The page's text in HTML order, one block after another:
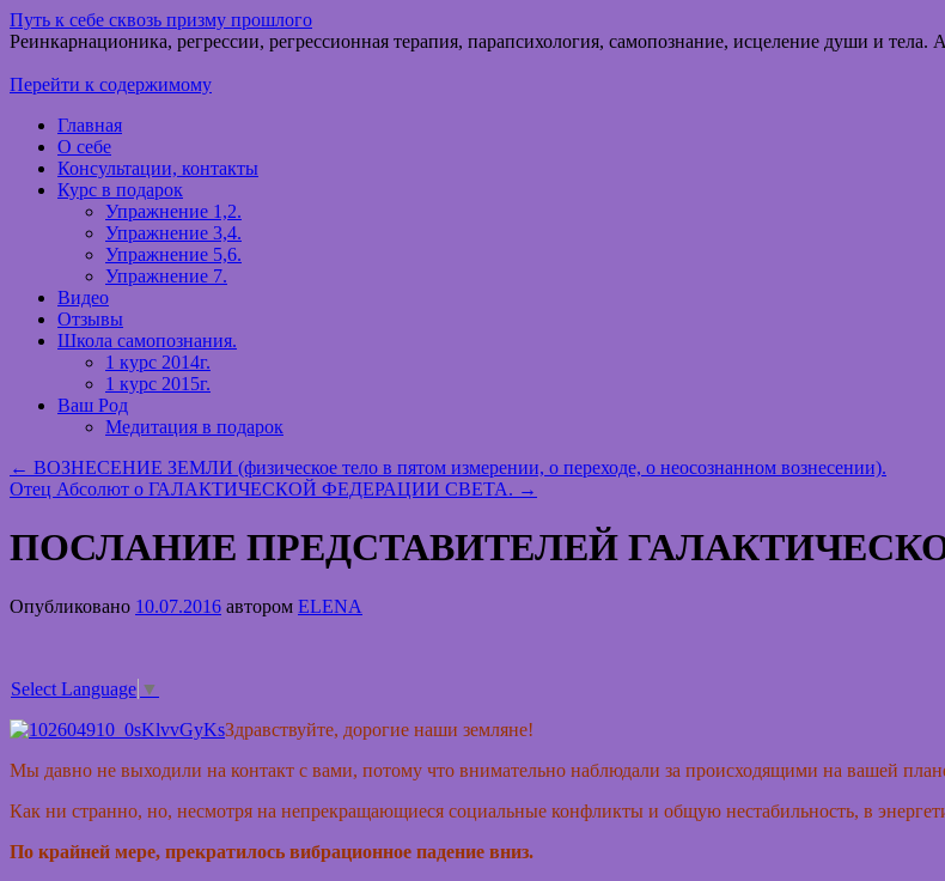
Путь к себе сквозь призму прошлого
Реинкарнационика, регрессии, регрессионная терапия, парапсихология, самопознание, исцеление души и
Перейти к содержимому
Главная
О себе
Консультации, контакты
Курс в подарок
Упражнение 1,2.
Упражнение 3,4.
Упражнение 5,6.
Упражнение 7.
Видео
Отзывы
Школа самопознания.
1 курс 2014г.
1 курс 2015г.
Ваш Род
Медитация в подарок
← ВОЗНЕСЕНИЕ ЗЕМЛИ (физическое тело в пятом измерении, о переходе, о неосознанном вознесении).
Отец Абсолют о ГАЛАКТИЧЕСКОЙ ФЕДЕРАЦИИ СВЕТА. →
ПОСЛАНИЕ ПРЕДСТАВИТЕЛЕЙ
Опубликовано 10.07.2016 автором ELENA
Select Language ▼
Здравствуйте, дорогие наши земляне!
Мы давно не выходили на контакт с вами, потому что внимательно наблюдали за происходящими на вашей
Как ни странно, но, несмотря на непрекращающиеся социальные конфликты и общую нестабильность, в
По крайней мере, прекратилось вибрационное падение вниз.